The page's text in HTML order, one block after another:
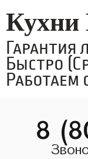
Кухни
Гарантия
Быстро
Работаем
8